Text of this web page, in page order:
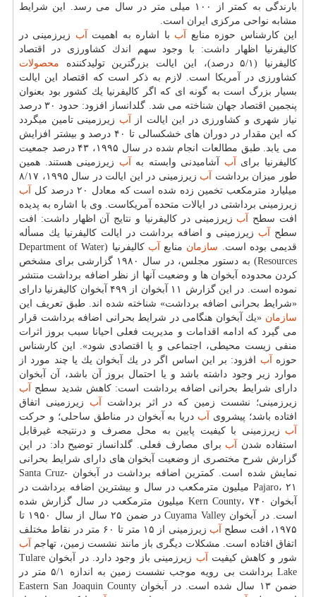
بارندگی به كمتر از ۱۰۰ میلی متر در سال می رسد. این شرایط
مشابه نواحی مركزی ایران است.
این كارشناس حوزه منابع آب با اشاره به اهمیت آب زیرزمینی در
كالیفرنیا اظهار داشت: با وجود سهم اندك كشاورزی در اقتصاد
كالیفرنیا (۵/۱ درصد)، این ایالت بزرگترین تولیدكننده
محصولات
كشاورزی در آمریكا است. لازم به ذكر است كه اقتصاد این ایالت
بسیار بزرگ است به گونه ای كه اگر كالیفرنیا یك كشور بود بعنوان
پنجمین اقتصاد جهان شناخته می شد. گلدانساز افزود: حدود ۳۰ درصد
نیاز شهری و كشاورزی در این ایالت از آب زیرزمینی تامین میگردد
كه این مقدار در دوران های خشكسالی تا ۴۰ درصد و بیشتر افزایش
می یابد. طبق مطالعات انجام شده در سال ۱۹۹۵، ۴۳ درصد جمعیت
كالیفرنیا برای آب آشامیدنی وابسته به آب زیرزمینی هستند. همین
طور میزان برداشت آب
زیرزمینی در این ایالت در سال ۱۹۹۵، ۸/۱۷
میلیارد مترمكعب تخمین زده شده است كه معادل ۲۰ درصد كل
آب
زیرزمینی برداشتی در ایالات متحده آمریكاست. وی با اشاره به پدیده
افت سطح آب زیرزمینی در كالیفرنیا و نتایج آن اظهار داشت: افت
سطح آب زیرزمینی و اضافه برداشت در ایالت كالیفرنیا یك مسأله
قدیمی بوده است. سازمان منابع آب
كالیفرنیا (Department of Water
Resources) به دستور مجلس، در سال ۱۹۸۰ گزارشی برای مشخص
كردن محدوده آبخوان ها و وضعیت آنها از نظر اضافه برداشت منتشر
نموده است. در این گزارش ۱۱ آبخوان از ۴۹۹ آبخوان كالیفرنیا دارای
«شرایط بحرانی اضافه برداشت» شناخته شده اند. طبق تعریف این
سازمان «یك آبخوان هنگامی در شرایط بحرانی اضافه برداشت قرار
می گیرد كه ادامه اقدامات و مدیریت فعلی احیانا سبب بروز اثرات
منفی زیست محیطی، اجتماعی و یا اقتصادی شود». این كارشناس
حوزه آب افزود: بر این اساس اگر در یك آبخوان یك یا چند مورد از
موارد زیر وجود داشته باشد و یا احتمال بروز آن باشد، آن آبخوان
دارای شرایط بحرانی اضافه برداشت است: كاهش شدید سطح آب
زیرزمینی؛ نشست زمین كه در اثر برداشت آب زیرزمینی اتفاق
افتاده باشد؛ پیشروی آب دریا به آبخوان در مناطق ساحلی؛ و حركت
آب زیرزمینی با كیفیت پایین به محل مصرف و درنتیجه غیرقابل
استفاده شدن آب برای مصارف فعلی. گلدانساز توضیح داد: در این
گزارش شرح مختصری از وضعیت آبخوان های دارای شرایط بحرانی
نمایش شده است. كمترین اضافه برداشت در آبخوان Santa Cruz-
Pajaro، ۲۱ میلیون مترمكعب در سال و بیشترین اضافه برداشت در
آبخوان Kern County، ۷۴۰ میلیون مترمكعب در سال گزارش شده
است. در آبخوان Cuyama Valley در ضمن ۲۵ سال از سال ۱۹۵۰ تا
۱۹۷۵، افت سطح
آب
زیرزمینی از ۱۵ متر تا ۶۰ متر در نقاط مختلف
اتفاق افتاده است. مشكلات دیگری باز مانند نشست زمین، تهاجم آب
شور و كاهش كیفیت آب
زیرزمینی باز وجود دارد. در آبخوان Tulare
Lake برداشت بی رویه موجب نشست زمین به اندازه ۵/۱ متر در
ضمن ۱۳ سال شده است. در آبخوان Eastern San Joaquin County